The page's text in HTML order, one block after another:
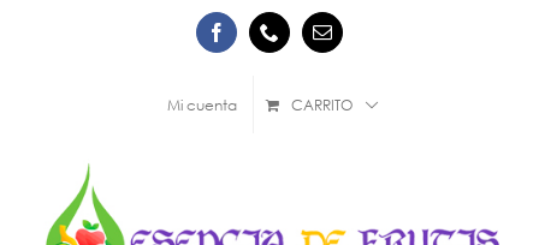
FacebookPhone Correo
electrónico
Mi cuenta CARRITO